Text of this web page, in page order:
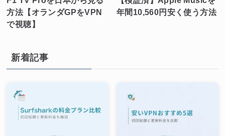
方法【オランダGPをVPN
で視聴】
年間10,560円安く使う方法
新着記事